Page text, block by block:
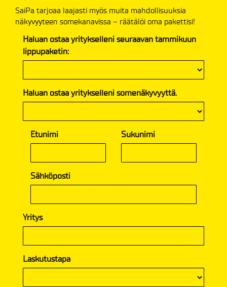
SaiPa tarjoaa laajasti myös muita mahdollisuuksia
näkyvyyteen somekanavissa – räätälöi oma pakettisi!
Haluan ostaa yritykselleni seuraavan tammikuun
lippupaketin:
Haluan ostaa yritykselleni somenäkyvyyttä.
Etunimi Sukunimi
Sähköposti
Yritys
Laskutustapa